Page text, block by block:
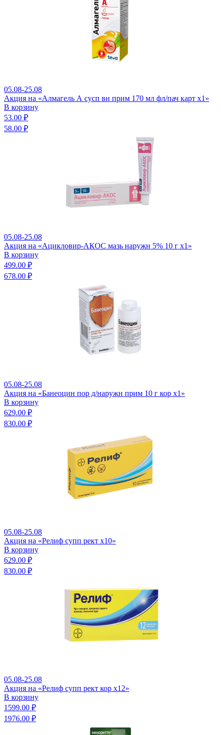
05.08-25.08
Акция на «Алмагель А сусп вн прим 170 мл фл/пач карт x1»
В корзину
53.00 ₽
58.00 ₽
05.08-25.08
Акция на «Ацикловир-АКОС мазь наружн 5% 10 г x1»
В корзину
499.00 ₽
678.00 ₽
05.08-25.08
Акция на «Банеоцин пор д/наружн прим 10 г кор x1»
В корзину
629.00 ₽
830.00 ₽
05.08-25.08
Акция на «Релиф супп рект x10»
В корзину
629.00 ₽
830.00 ₽
05.08-25.08
Акция на «Релиф супп рект кор x12»
В корзину
1599.00 ₽
1976.00 ₽